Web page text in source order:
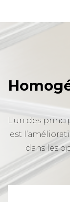
L’un des
est
dans les